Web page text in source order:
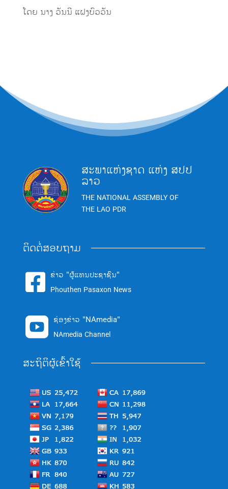
ໂດຍ ນາງ ວັນນີ ແຝງບົວວັນ
ສະພາແຫ່ງຊາດ ແຫ່ງ ສປປ
ລາວ
THE NATIONAL ASSEMBLY OF
THE LAO PDR
ຕິດຕໍ່ສອບຖາມ
 ຂ່າວ "ຜູ້ແທນປະຊາຊົນ"
Phouthen Pasaxon News
 ຊ່ອງຂ່າວ "NAmedia"
NAmedia Channel
ສະຖິຕິຜູ້ເຂົ້າໃຊ້